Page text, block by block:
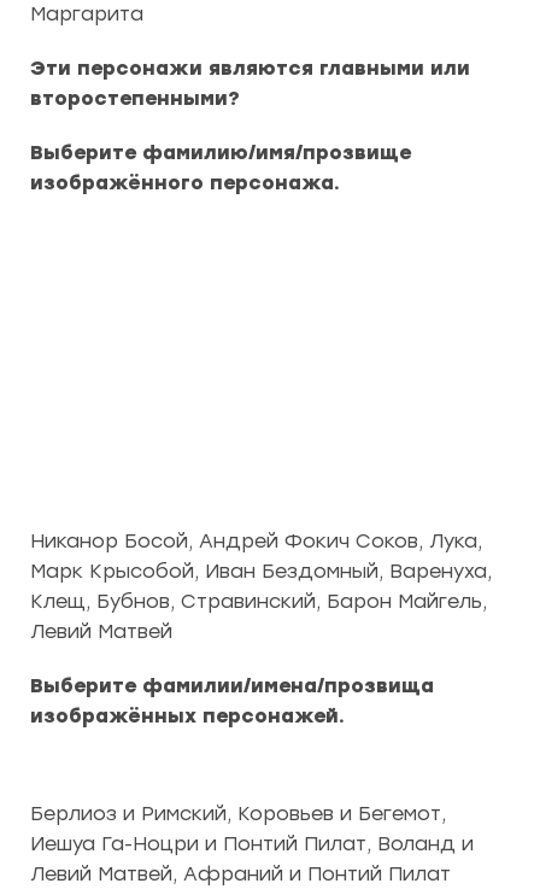
Маргарита
Эти персонажи являются главными или
второстепенными?
Выберите фамилию/имя/прозвище
изображённого персонажа.
Никанор Босой, Андрей Фокич Соков, Лука,
Марк Крысобой, Иван Бездомный, Варенуха,
Клещ, Бубнов, Стравинский, Барон Майгель,
Левий Матвей
Выберите фамилии/имена/прозвища
изображённых персонажей.
Берлиоз и Римский, Коровьев и Бегемот,
Иешуа Га-Ноцри и Понтий Пилат, Воланд и
Левий Матвей, Афраний и Понтий Пилат